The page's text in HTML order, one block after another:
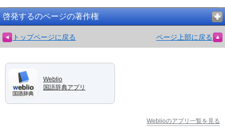
啓発するのページの著作権
トップページに戻る ページ上部に戻る
Weblio
国語辞典アプリ
Weblioのアプリ一覧を見る